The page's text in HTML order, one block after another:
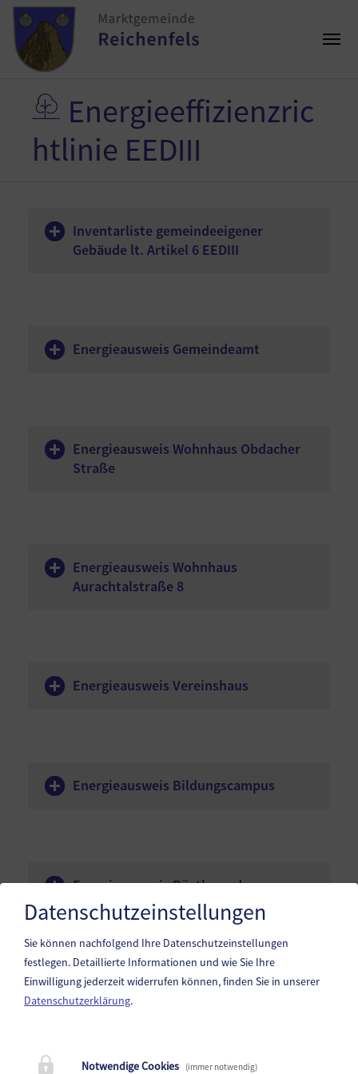
Energieeffizienzric
htlinie EEDIII
Inventarliste gemeindeeigener
Gebäude lt. Artikel 6 EEDIII
Energieausweis Gemeindeamt
Energieausweis Wohnhaus Obdacher
Straße
Energieausweis Wohnhaus
Aurachtalstraße 8
Energieausweis Vereinshaus
Energieausweis Bildungscampus
Energieausweis Rüsthaus der
Freiwilligen Feuerwehr Reichenfels-St.
Peter
Datenschutzeinstellungen
Sie können nachfolgend Ihre Datenschutzeinstellungen
festlegen. Detaillierte Informationen und wie Sie Ihre
Einwilligung jederzeit widerrufen können, finden Sie in unserer
Datenschutzerklärung.
Notwendige Cookies (immer notwendig)